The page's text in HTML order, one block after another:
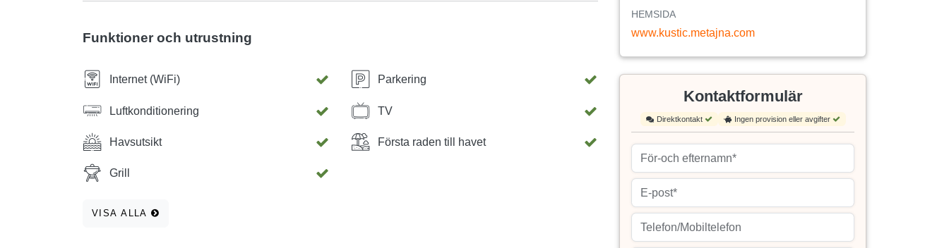
vänliga värdarna som alltid står till ditt förfogande.
Funktioner och utrustning
Internet (WiFi) Parkering
Luftkonditionering TV
Havsutsikt Första raden till havet
Grill
VISA ALLA
HEMSIDA
www.kustic.metajna.com
Kontaktformulär
Direktkontakt Ingen provision eller avgifter